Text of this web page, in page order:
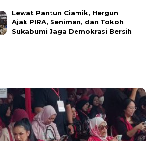
Lewat Pantun Ciamik, Hergun
Ajak PIRA, Seniman, dan Tokoh
Sukabumi Jaga Demokrasi Bersih